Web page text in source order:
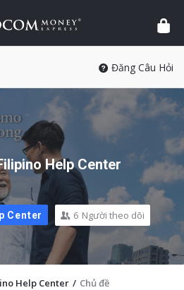
Đăng Câu Hỏi
Help Center
Center 6 Người theo dõi
Help Center / Chủ đề